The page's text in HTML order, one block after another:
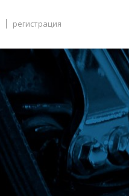
регистрация